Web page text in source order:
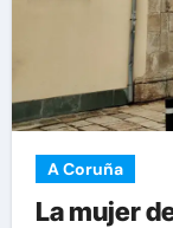
A Coruña
La mujer